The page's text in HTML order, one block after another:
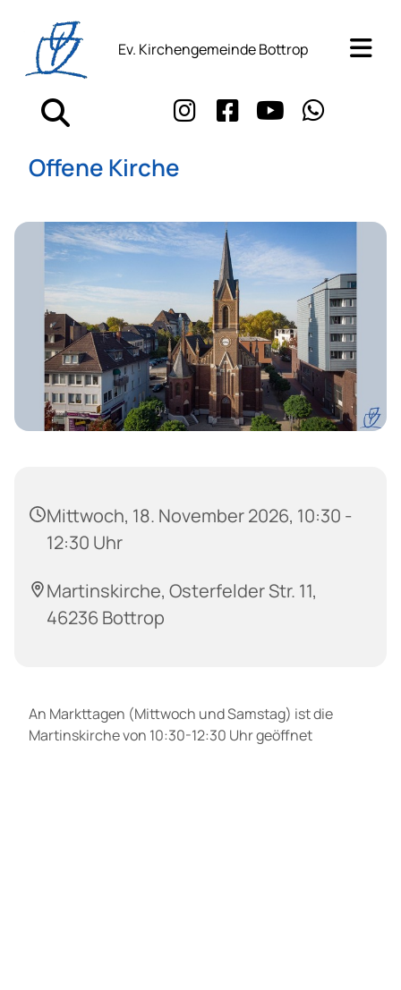
Ev. Kirchengemeinde Bottrop
Offene Kirche
Mittwoch, 18. November 2026, 10:30 -
12:30 Uhr
Martinskirche, Osterfelder Str. 11,
46236 Bottrop
An Markttagen (Mittwoch und Samstag) ist die
Martinskirche von 10:30-12:30 Uhr geöffnet